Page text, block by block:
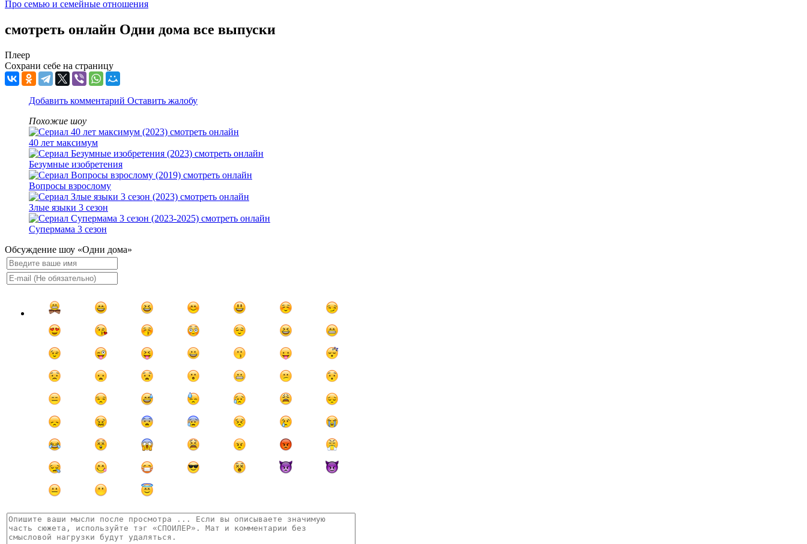
Про семью и семейные отношения
смотреть онлайн Одни дома все выпуски
Плеер
Сохрани себе на страницу
Добавить комментарий Оставить жалобу
Похожие шоу
40 лет максимум
Безумные изобретения
Вопросы взрослому
Злые языки 3 сезон
Супермама 3 сезон
Обсуждение шоу «Одни дома»